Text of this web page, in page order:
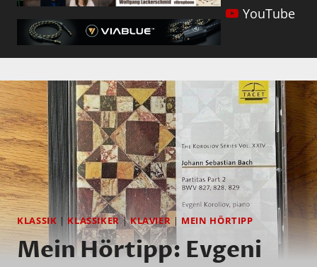
YouTube
KLASSIK|KLASSIKER|KLAVIER| MEIN HÖRTIPP
Mein Hörtipp: Evgeni